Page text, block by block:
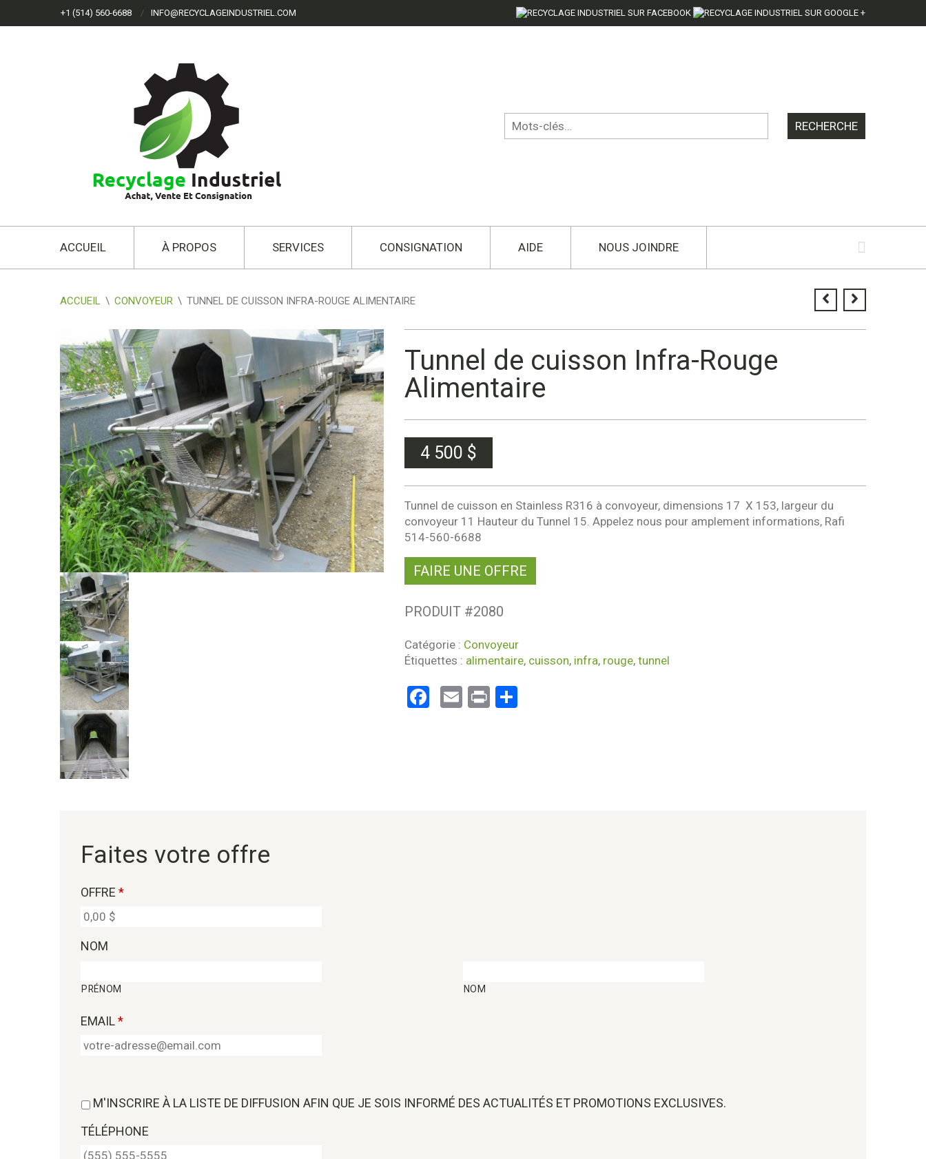
+1 (514) 560-6688 INFO@RECYCLAGEINDUSTRIEL.COM
ACCUEIL À PROPOS SERVICES CONSIGNATION AIDE NOUS JOINDRE
ACCUEIL \ CONVOYEUR \ TUNNEL DE CUISSON INFRA-ROUGE ALIMENTAIRE
Tunnel de cuisson Infra-Rouge
Alimentaire
4 500 $
Tunnel de cuisson en Stainless R316 à convoyeur, dimensions 17  X 153, largeur du
convoyeur 11 Hauteur du Tunnel 15. Appelez nous pour amplement informations, Rafi
514-560-6688
FAIRE UNE OFFRE
PRODUIT #2080
Catégorie : Convoyeur
Étiquettes : alimentaire, cuisson, infra, rouge, tunnel
Facebook
Email
PrintPartager
Faites votre offre
OFFRE *
NOM
PRÉNOM NOM
EMAIL*
M'INSCRIRE À LA LISTE DE DIFFUSION AFIN QUE JE SOIS INFORMÉ DES ACTUALITÉS ET PROMOTIONS EXCLUSIVES.
TÉLÉPHONE